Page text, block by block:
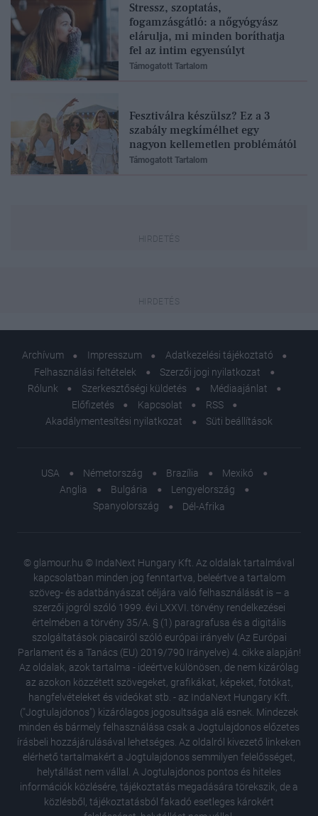
Stressz, szoptatás,
fogamzásgátló: a nőgyógyász
elárulja, mi minden boríthatja
fel az intim egyensúlyt
Támogatott Tartalom
Fesztiválra készülsz? Ez a 3
szabály megkímélhet egy
nagyon kellemetlen problémától
Támogatott Tartalom
Archívum Impresszum
Adatkezelési tájékoztató
Felhasználási feltételek
Szerzői jogi nyilatkozat
Rólunk
Szerkesztőségi küldetés
Médiaajánlat
Előfizetés
Kapcsolat
RSS
Akadálymentesítési nyilatkozat
Süti beállítások
USA Németország Brazília
Mexikó
Anglia
Bulgária
Lengyelország
Spanyolország
Dél-Afrika
© glamour.hu © IndaNext Hungary Kft. Az oldalak tartalmával
kapcsolatban minden jog fenntartva, beleértve a tartalom
szöveg- és adatbányászat céljára való felhasználását is – a
szerzői jogról szóló 1999. évi LXXVI. törvény rendelkezései
értelmében a törvény 35/A. § (1) paragrafusa és a digitális
szolgáltatások piacairól szóló európai irányelv (Az Európai
Parlament és a Tanács (EU) 2019/790 Irányelve) 4. cikke alapján!
Az oldalak, azok tartalma - ideértve különösen, de nem kizárólag
az azokon közzétett szövegeket, grafikákat, képeket, fotókat,
hangfelvételeket és videókat stb. - az IndaNext Hungary Kft.
("Jogtulajdonos") kizárólagos jogosultsága alá esnek. Mindezek
minden és bármely felhasználása csak a Jogtulajdonos előzetes
írásbeli hozzájárulásával lehetséges. Az oldalról kivezető linkeken
elérhető tartalmakért a Jogtulajdonos semmilyen felelősséget,
helytállást nem vállal. A Jogtulajdonos pontos és hiteles
információk közlésére, tájékoztatás megadására törekszik, de a
közlésből, tájékoztatásból fakadó esetleges károkért